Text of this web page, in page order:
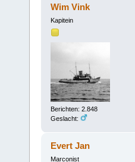
Wim Vink
Kapitein
Berichten: 2.848
Geslacht:
Evert Jan
Marconist